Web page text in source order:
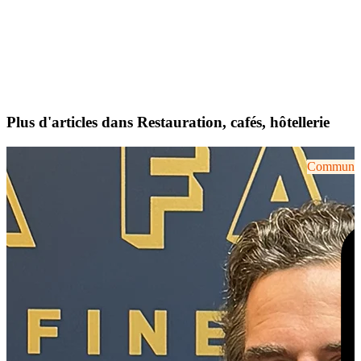
Plus d'articles dans Restauration, cafés, hôtellerie